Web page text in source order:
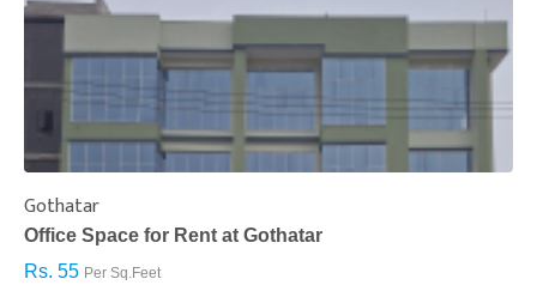
Gothatar
Office Space for Rent at Gothatar
Rs. 55 Per Sq.Feet